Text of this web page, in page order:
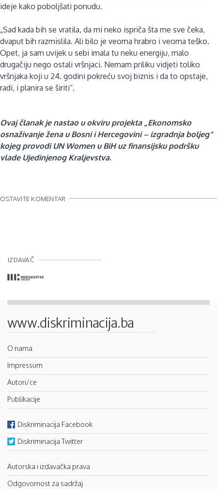
ideje kako poboljšati ponudu.
„Sad kada bih se vratila, da mi neko ispriča šta me sve čeka,
dvaput bih razmislila. Ali bilo je veoma hrabro i veoma teško.
Opet, ja sam uvijek u sebi imala tu neku energiju, malo
drugačiju nego ostali vršnjaci. Nemam priliku vidjeti toliko
vršnjaka koji u 24. godini pokreću svoj biznis i da to opstaje,
radi, i planira se širiti“.
Ovaj članak je nastao u okviru projekta „Ekonomsko
osnaživanje žena u Bosni i Hercegovini – izgradnja boljeg“
kojeg provodi UN Women u BiH uz finansijsku podršku
vlade Ujedinjenog Kraljevstva.
OSTAVITE KOMENTAR
IZDAVAČ
www.diskriminacija.ba
O nama
Impressum
Autori/ce
Publikacije
Diskriminacija Facebook
Diskriminacija Twitter
Autorska i izdavačka prava
Odgovornost za sadržaj